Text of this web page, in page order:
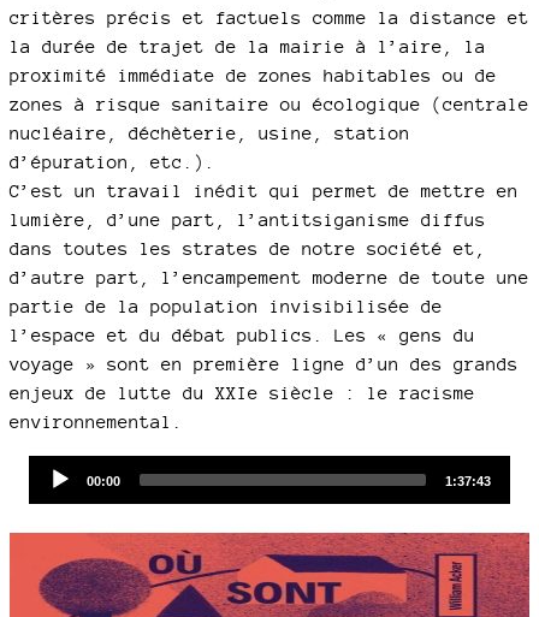
critères précis et factuels comme la distance et
la durée de trajet de la mairie à l’aire, la
proximité immédiate de zones habitables ou de
zones à risque sanitaire ou écologique (centrale
nucléaire, déchèterie, usine, station
d’épuration, etc.).
C’est un travail inédit qui permet de mettre en
lumière, d’une part, l’antitsiganisme diffus
dans toutes les strates de notre société et,
d’autre part, l’encampement moderne de toute une
partie de la population invisibilisée de
l’espace et du débat publics. Les « gens du
voyage » sont en première ligne d’un des grands
enjeux de lutte du XXIe siècle : le racisme
environnemental.
Current
00:00
Total
1:37:43